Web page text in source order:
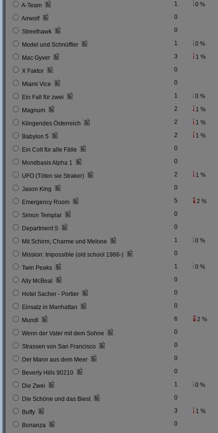
A-Team 1 0 %
Airwolf 0
Streethawk 0
Model und Schnüffler 1 0 %
Mac Gyver 3 1 %
X Faktor 0
Miami Vice 0
Ein Fall für zwei 1 0 %
Magnum 2 1 %
Klingendes Österreich 2 1 %
Babylon 5 2 1 %
Ein Colt für alle Fälle 0
Mondbasis Alpha 1 0
UFO (Töten sie Straker) 2 1 %
Jason King 0
Emergency Room 5 2 %
Simon Templar 0
Department S 0
Mit Schirm, Charme und Melone 1 0 %
Mission: Impossible (old school 1966-) 0
Twin Peaks 1 0 %
Ally McBeal 0
Hotel Sacher - Portier 0
Einsatz in Manhattan 0
Mundl 6 2 %
Wenn der Vater mit dem Sohne 0
Strassen von San Francisco 0
Der Mann aus dem Meer 0
Beverly Hills 90210 0
Die Zwei 1 0 %
Die Schöne und das Biest 0
Buffy 3 1 %
Bonanza 0